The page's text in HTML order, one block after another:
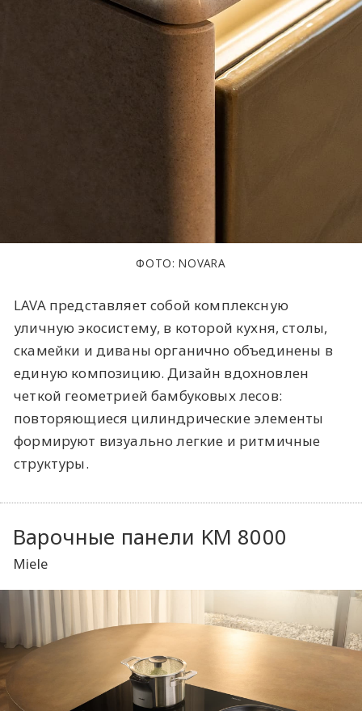
ФОТО: NOVARA
LAVA представляет собой комплексную
уличную экосистему, в которой кухня, столы,
скамейки и диваны органично объединены в
единую композицию. Дизайн вдохновлен
четкой геометрией бамбуковых лесов:
повторяющиеся цилиндрические элементы
формируют визуально легкие и ритмичные
структуры.
Варочные панели KM 8000
Miele